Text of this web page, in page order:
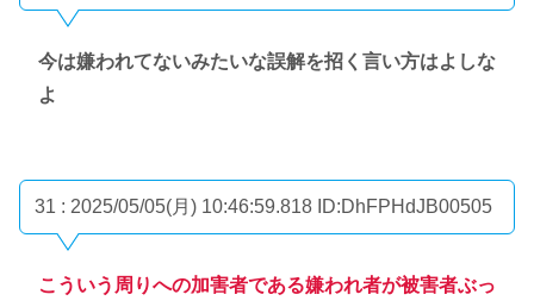
今は嫌われてないみたいな誤解を招く言い方はよしな
よ
31 : 2025/05/05(月) 10:46:59.818 ID:DhFPHdJB00505
こういう周りへの加害者である嫌われ者が被害者ぶっ